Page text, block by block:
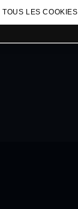
LES COOKIES